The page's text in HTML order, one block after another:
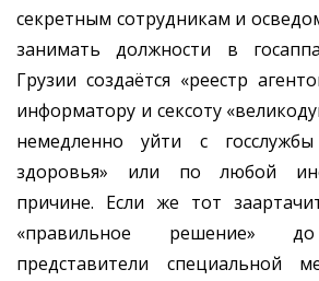
секретным сотрудникам и
занимать должности в
Грузии создаётся «реестр
информатору и сексоту
немедленно уйти с
здоровья» или по любой
причине. Если же тот
«правильное решение»
представители специальной